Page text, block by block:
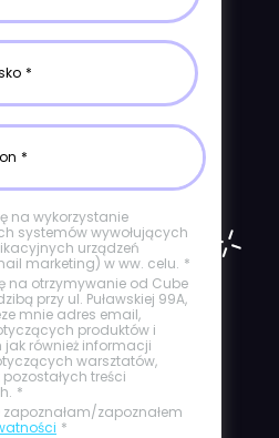
na wykorzystanie
systemów wywołujących
urządzeń
marketing) w ww. celu.
na otrzymywanie od Cube
przy ul. Puławskiej 99A,
mnie adres email,
produktów i
jak również informacji
warsztatów,
treści
zapoznałam/zapoznałem